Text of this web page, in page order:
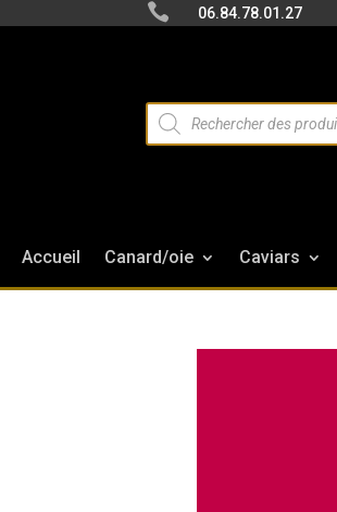
 06.84.78.01.27
Recherche
de
produits
Accueil Canard/oie Caviars